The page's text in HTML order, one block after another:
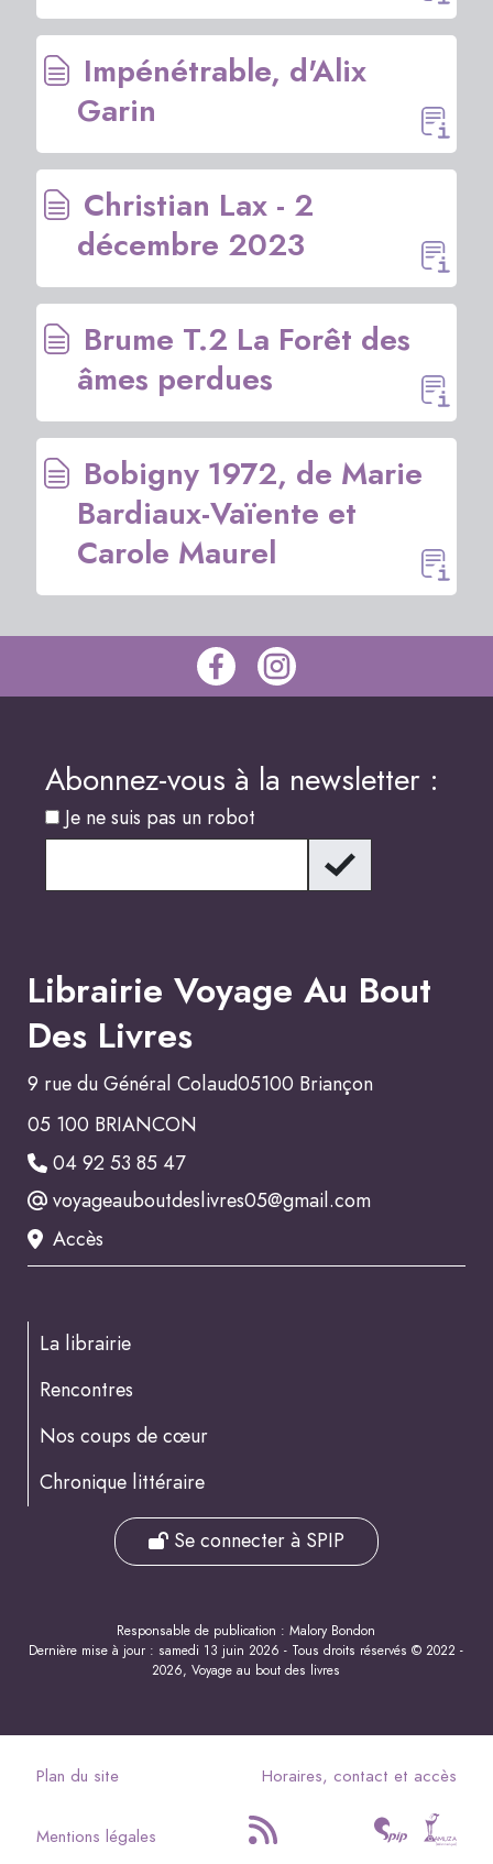
Impénétrable, d'Alix
Garin
Christian Lax - 2
décembre 2023
Brume T.2 La Forêt des
âmes perdues
Bobigny 1972, de Marie
Bardiaux-Vaïente et
Carole Maurel
Abonnez-vous à la newsletter :
Je ne suis pas un robot
Librairie Voyage Au Bout
Des Livres
9 rue du Général Colaud05100 Briançon
05 100 BRIANCON
04 92 53 85 47
voyageauboutdeslivres05@gmail.com
Accès
La librairie
Rencontres
Nos coups de cœur
Chronique littéraire
Se connecter à SPIP
Responsable de publication : Malory Bondon
Dernière mise à jour : samedi 13 juin 2026 - Tous droits réservés © 2022 -
2026, Voyage au bout des livres
Plan du site Horaires, contact et accès
Mentions légales